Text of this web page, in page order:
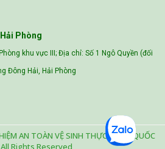
Phòng
khu vực III; Địa chỉ: Số 1 Ngô Quyền (đối
Đông Hải, Hải Phòng
AN TOÀN VỆ SINH THỰC PHẨM QUỐC
All Rights Reserved